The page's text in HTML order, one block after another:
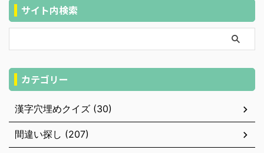
サイト内検索
カテゴリー
漢字穴埋めクイズ (30)
間違い探し (207)